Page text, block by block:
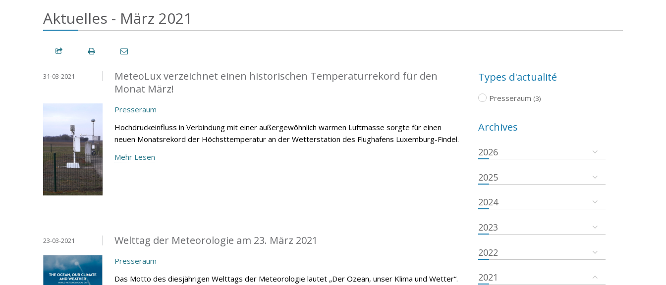
Aktuelles - März 2021
MeteoLux verzeichnet einen historischen Temperaturrekord für den
Monat März!
31-03-2021
Presseraum
Hochdruckeinfluss in Verbindung mit einer außergewöhnlich warmen Luftmasse sorgte für einen
neuen Monatsrekord der Höchsttemperatur an der Wetterstation des Flughafens Luxemburg-Findel.
Mehr Lesen
Welttag der Meteorologie am 23. März 2021
23-03-2021
Presseraum
Das Motto des diesjährigen Welttags der Meteorologie lautet „Der Ozean, unser Klima und Wetter“.
Types d'actualité
Presseraum (3)
Archives
2026
2025
2024
2023
2022
2021